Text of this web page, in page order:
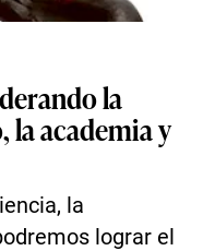
la
la academia y
la
lograr el